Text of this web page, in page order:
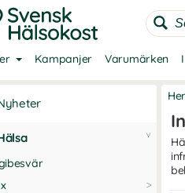
Kampanjer Varumärken